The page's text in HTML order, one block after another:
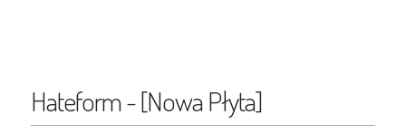
Hateform - [Nowa Płyta]